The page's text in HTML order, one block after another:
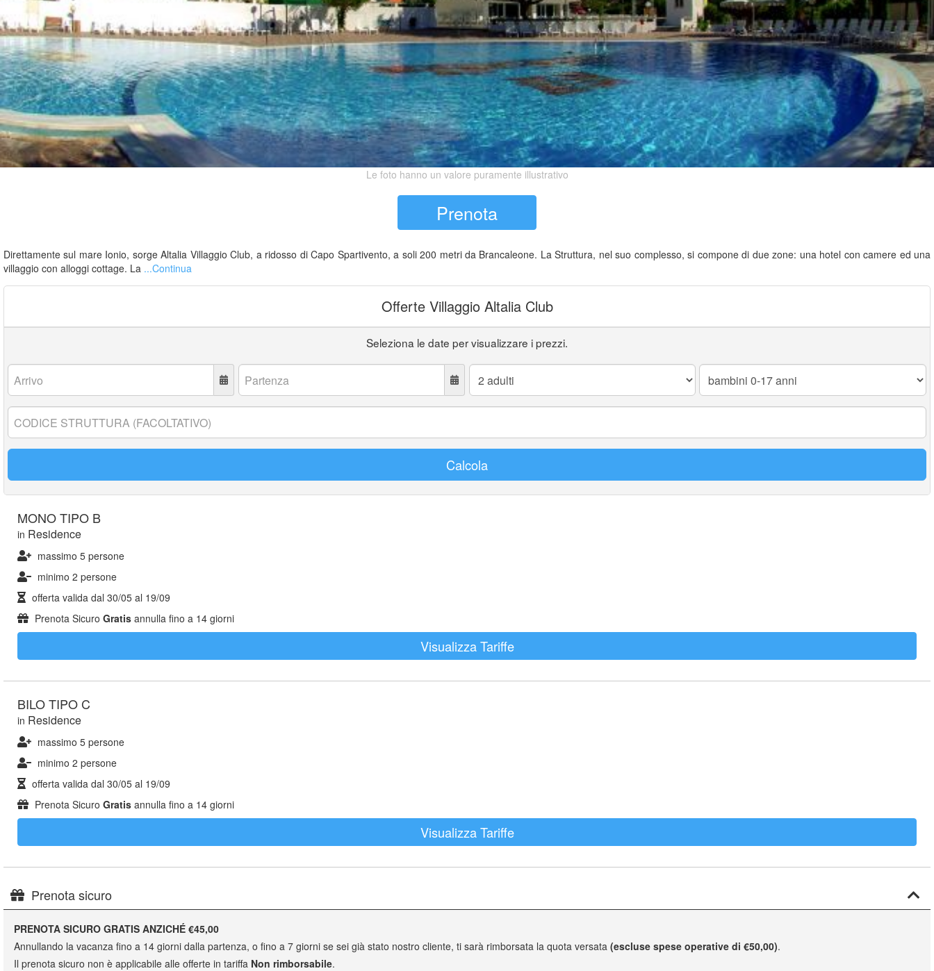
Le foto hanno un valore puramente illustrativo
Prenota
Direttamente sul mare Ionio, sorge Altalia Villaggio Club, a ridosso di Capo Spartivento, a soli 200 metri da Brancaleone. La Struttura, nel suo complesso, si compone di due zone: una hotel con camere ed una
villaggio con alloggi cottage. La ...Continua
Offerte Villaggio Altalia Club
Seleziona le date per visualizzare i prezzi.
Arrivo: Partenza: Adulti:
Bambini
17
Codice
struttura:
Calcola
MONO TIPO B
in Residence
massimo 5 persone
minimo 2 persone
offerta valida dal 30/05 al 19/09
Prenota Sicuro Gratis annulla fino a 14 giorni
Visualizza Tariffe
BILO TIPO C
in Residence
massimo 5 persone
minimo 2 persone
offerta valida dal 30/05 al 19/09
Prenota Sicuro Gratis annulla fino a 14 giorni
Visualizza Tariffe
Prenota sicuro
PRENOTA SICURO GRATIS ANZICHÉ €45,00
Annullando la vacanza fino a 14 giorni dalla partenza, o fino a 7 giorni se sei già stato nostro cliente, ti sarà rimborsata la quota versata (escluse spese operative di €50,00).
Il prenota sicuro non è applicabile alle offerte in tariffa Non rimborsabile.